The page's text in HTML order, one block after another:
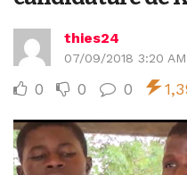
thies24
07/09/2018 3:20 AM
0 0 0